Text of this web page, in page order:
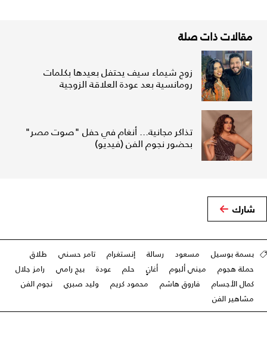
مقالات ذات صلة
زوج شيماء سيف يحتفل بعيدها بكلمات
رومانسية بعد عودة العلاقة الزوجية
تذاكر مجانية... أنغام في حفل "صوت مصر"
بحضور نجوم الفن (فيديو)
شارك
بسمة بوسيل مسعود رسالة إنستغرام تامر حسني
طلاق
حملة هجوم
ميني ألبوم أغانٍ حلم عودة بيج رامي
رامز جلال
كمال الأجسام
فاروق هاشم محمود كريم وليد صبري
نجوم الفن
مشاهير الفن